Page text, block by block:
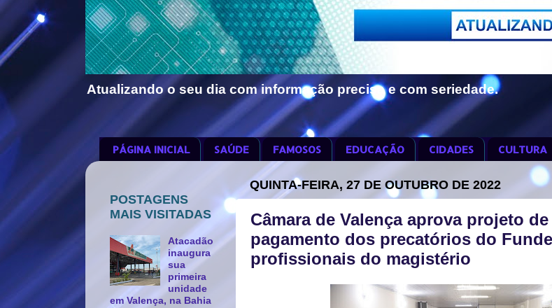
Atualizando o seu dia com informação precisa e com seriedade.
PÁGINA INICIAL SAÚDE FAMOSOS EDUCAÇÃO CIDADES CULTURA
QUINTA-FEIRA, 27 DE OUTUBRO DE 2022
Câmara de Valença aprova projeto
pagamento dos precatórios do
profissionais do magistério
POSTAGENS
MAIS VISITADAS
Atacadão
inaugura
sua
primeira
unidade
em Valença, na Bahia